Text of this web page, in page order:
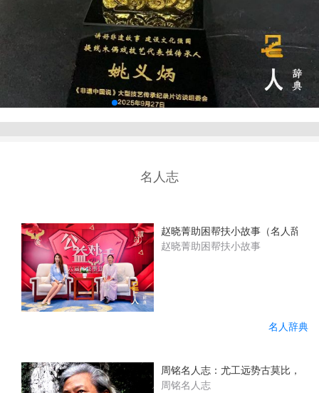
名人志
赵晓菁助困帮扶小故事（名人辞典
赵晓菁助困帮扶小故事
名人辞典
周铭名人志：尤工远势古莫比，
周铭名人志